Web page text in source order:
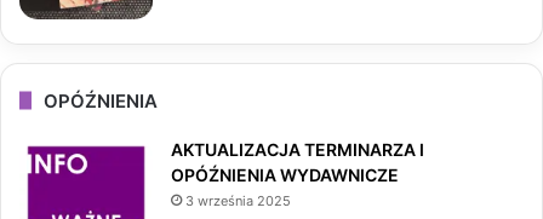
OPÓŹNIENIA
AKTUALIZACJA TERMINARZA I
OPÓŹNIENIA WYDAWNICZE
3 września 2025